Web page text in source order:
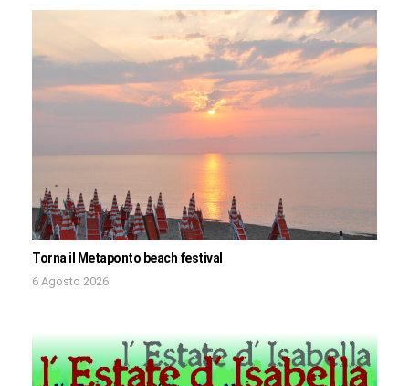
Torna il Metaponto beach festival
6 Agosto 2026